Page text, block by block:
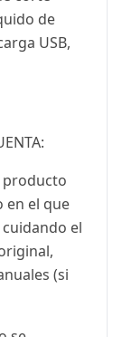
de
USB,
producto
en el que
el
(si